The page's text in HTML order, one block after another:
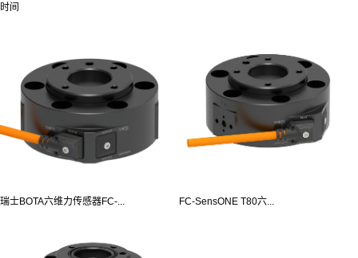
时间
瑞士BOTA六维力传感器FC-... FC-SensONE T80六...